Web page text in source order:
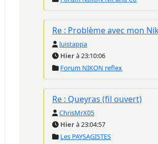
Re : Problème avec mon
luistappa
Hierà 23:10:06
Forum NIKON reflex
Re : Queyras (fil ouvert)
ChrisMrX05
Hierà 23:04:57
Les PAYSAGISTES